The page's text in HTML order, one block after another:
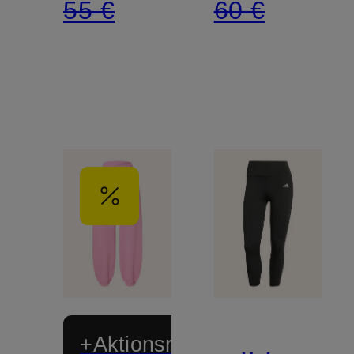
55 €
60 €
+Aktionsrabatt